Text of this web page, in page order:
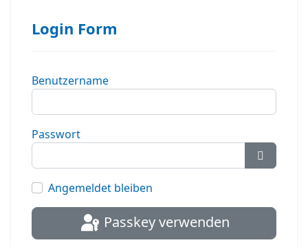
Login Form
Benutzername
Passwort
Angemeldet bleiben
Passkey verwenden